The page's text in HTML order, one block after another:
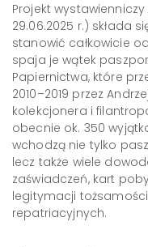
Projekt wystawienniczy
29.06.2025 r.) składa
stanowić całkowicie
spaja je wątek
Papiernictwa, które
2010–2019 przez
kolekcjonera i
obecnie ok. 350
wchodzą nie tylko
lecz także wiele
zaświadczeń, kart
legitymacji
repatriacyjnych.